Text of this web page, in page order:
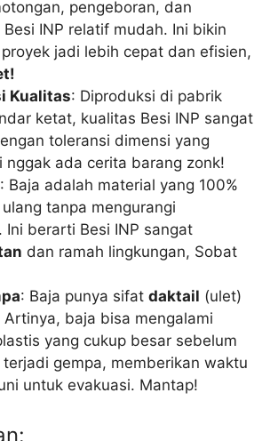
pengeboran, dan
Besi INP relatif mudah. Ini bikin
jadi lebih cepat dan efisien,
Kualitas: Diproduksi di pabrik
ketat, kualitas Besi INP sangat
toleransi dimensi yang
nggak ada cerita barang zonk!
: Baja adalah material yang 100%
tanpa mengurangi
Ini berarti Besi INP sangat
dan ramah lingkungan, Sobat
: Baja punya sifatdaktail (ulet)
baja bisa mengalami
yang cukup besar sebelum
gempa, memberikan waktu
untuk evakuasi. Mantap!